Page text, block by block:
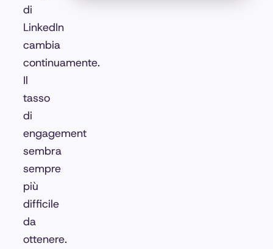
di
LinkedIn
cambia
continuamente.
Il
tasso
di
engagement
sembra
sempre
più
difficile
da
ottenere.